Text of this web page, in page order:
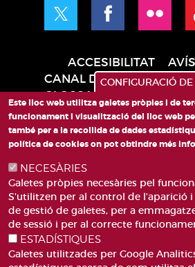
de
página
ACCESIBILITAT
CANAL DE DENÚNCIES
GLOSSARI
MAPA WEB
POLÍTICA
CONFIGURACIÓ DE
Este lloc web utilitza galetes pròpies i de
funcionament i visualització del lloc web
també per a la recollida de dades
política de cookies on pot obtindre més
NECESÀRIES
Galetes pròpies necesàries pel
S'utilitzen per al control de l'aparició
de gestió de galetes, per a
de sessió i per al correcte
ESTADÍSTIQUES
Galetes utilitzades per Google